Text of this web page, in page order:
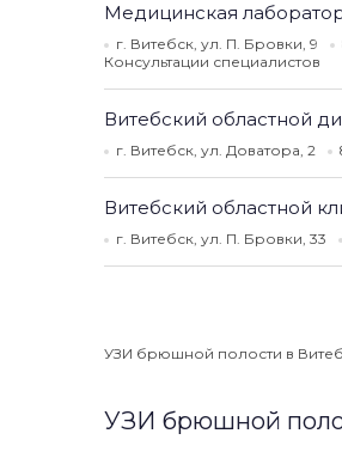
Медицинская
г. Витебск, ул. П. Бровки, 9
Консультации специалистов
Витебский областной
г. Витебск, ул. Доватора, 2
Витебский областной
г. Витебск, ул. П. Бровки, 33
УЗИ брюшной полости в
УЗИ брюшной